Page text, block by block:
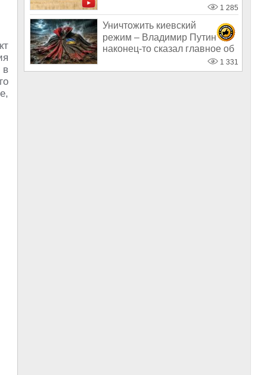
1 285
Уничтожить киевский
режим – Владимир Путин
наконец-то сказал главное об
1 331